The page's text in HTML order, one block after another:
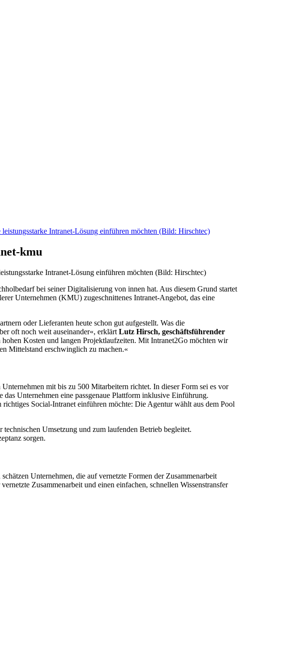
kmu
Intranet-Lösung einführen möchten (Bild: Hirschtec)
bei seiner Digitalisierung von innen hat. Aus diesem Grund startet
Unternehmen (KMU) zugeschnittenes Intranet-Angebot, das eine
oder Lieferanten heute schon gut aufgestellt. Was die
oft noch weit auseinander«, erklärtLutz Hirsch, geschäftsführender
Kosten und langen Projektlaufzeiten. Mit Intranet2Go möchten wir
Mittelstand erschwinglich zu machen.«
mit bis zu 500 Mitarbeitern richtet. In dieser Form sei es vor
Unternehmen eine passgenaue Plattform inklusive Einführung.
Social-Intranet einführen möchte: Die Agentur wählt aus dem Pool
Umsetzung und zum laufenden Betrieb begleitet.
sorgen.
schätzen Unternehmen, die auf vernetzte Formen der Zusammenarbeit
Zusammenarbeit und einen einfachen, schnellen Wissenstransfer